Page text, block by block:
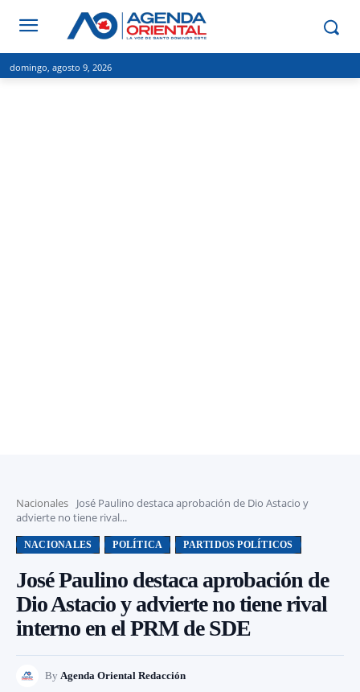
domingo, agosto 9, 2026
Nacionales
José Paulino destaca aprobación de Dio Astacio y
advierte no tiene rival...
NACIONALES POLÍTICA PARTIDOS POLÍTICOS
José Paulino destaca aprobación de
Dio Astacio y advierte no tiene rival
interno en el PRM de SDE
By Agenda Oriental Redacción